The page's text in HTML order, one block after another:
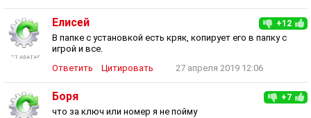
+12
Елисей
В папке с установкой есть кряк, копирует его в папку с
игрой и все.
Ответить
Цитировать 27 апреля 2019 12:06
+7
Боря
что за ключ или номер я не пойму